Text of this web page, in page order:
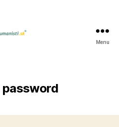
Menu
password